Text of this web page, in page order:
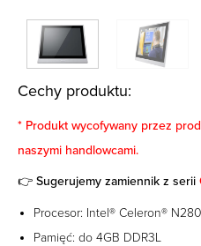
Cechy produktu:
* Produkt wycofywany przez
naszymi handlowcami.
👉 Sugerujemy zamiennik z serii
Procesor: Intel® Celeron®
Pamięć: do 4GB DDR3L